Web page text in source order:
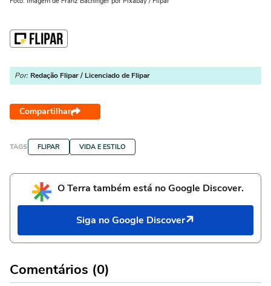
Por: Redação Flipar / Licenciado de Flipar
Compartilhar
TAGS FLIPAR VIDA E ESTILO
O Terra também está no Google Discover.
Siga no Google Discover
Comentários (0)